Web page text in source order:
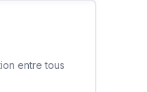
entre tous